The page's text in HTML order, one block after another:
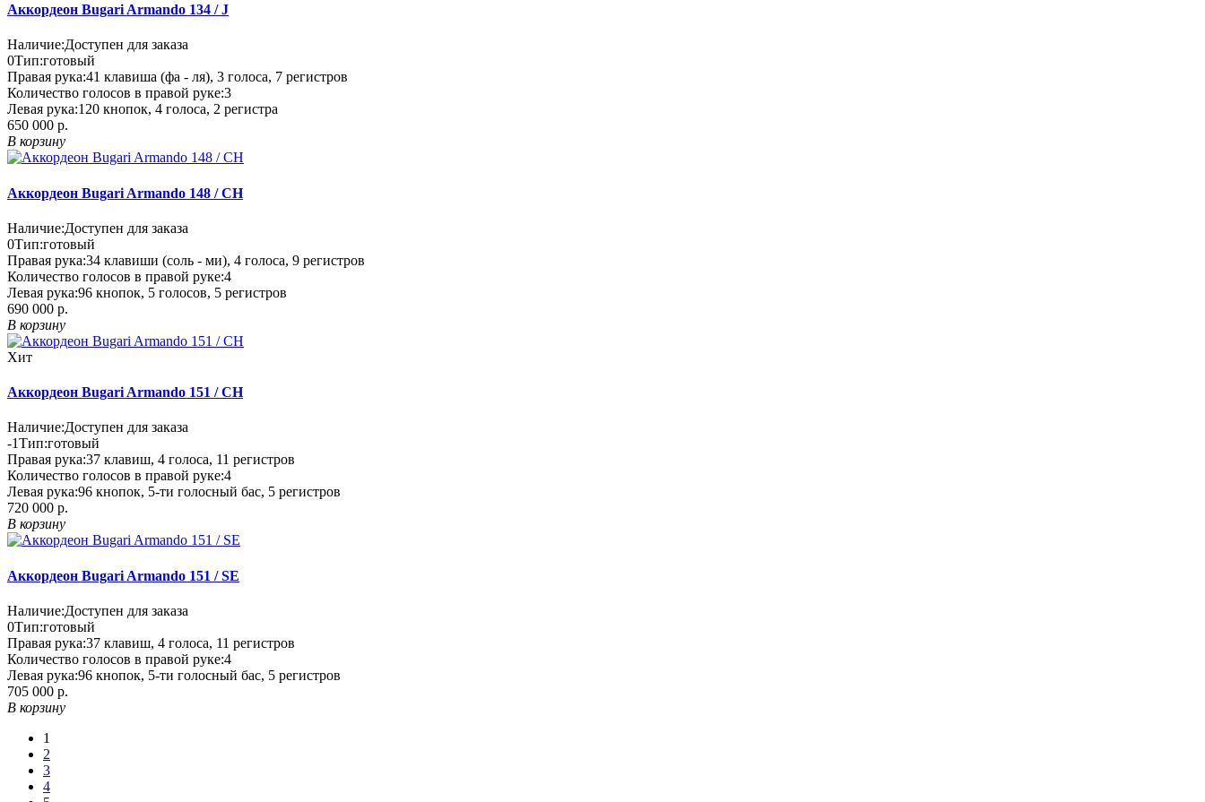
Аккордеон Bugari Armando 134 / J
Наличие:Доступен для заказа
0Тип:готовый
Правая рука:41 клавиша (фа - ля), 3 голоса, 7 регистров
Количество голосов в правой руке:3
Левая рука:120 кнопок, 4 голоса, 2 регистра
650 000 р.
В корзину
Аккордеон Bugari Armando 148 / CH
Наличие:Доступен для заказа
0Тип:готовый
Правая рука:34 клавиши (соль - ми), 4 голоса, 9 регистров
Количество голосов в правой руке:4
Левая рука:96 кнопок, 5 голосов, 5 регистров
690 000 р.
В корзину
Хит
Аккордеон Bugari Armando 151 / CH
Наличие:Доступен для заказа
-1Тип:готовый
Правая рука:37 клавиш, 4 голоса, 11 регистров
Количество голосов в правой руке:4
Левая рука:96 кнопок, 5-ти голосный бас, 5 регистров
720 000 р.
В корзину
Аккордеон Bugari Armando 151 / SE
Наличие:Доступен для заказа
0Тип:готовый
Правая рука:37 клавиш, 4 голоса, 11 регистров
Количество голосов в правой руке:4
Левая рука:96 кнопок, 5-ти голосный бас, 5 регистров
705 000 р.
В корзину
1
2
3
4